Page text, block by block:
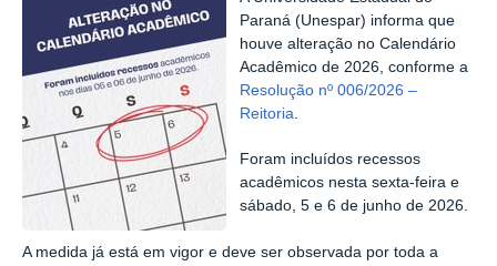
Paraná (Unespar) informa que
houve alteração no Calendário
Acadêmico de 2026, conforme a
Resolução nº 006/2026 –
Reitoria
Foram incluídos recessos
acadêmicos nesta sexta-feira e
sábado, 5 e 6 de junho de 2026.
A medida já está em vigor e deve ser observada por toda a